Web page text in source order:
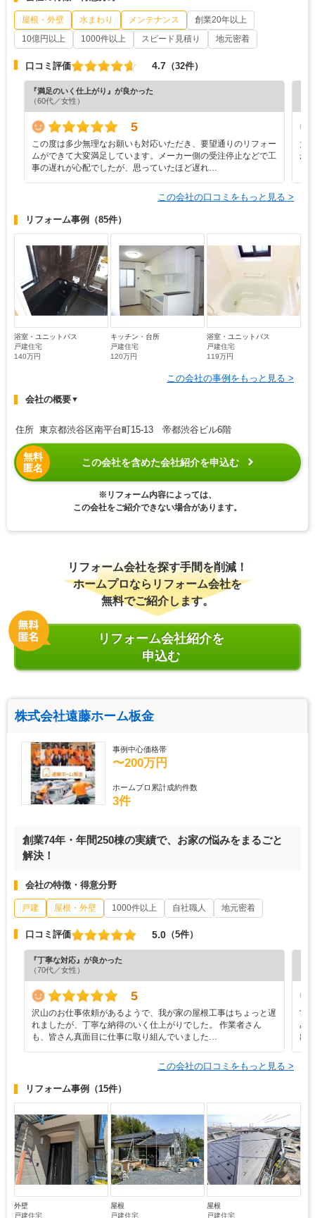
屋根・外壁 水まわり メンテナンス
創業20年以上
10億円以上
1000件以上 スピード見積り 地元密着
口コミ評価 4.7 （32件）
『満足のいく仕上がり』が良かった
（60代／女性）
5
この度は多少無理なお願いも対応いただき、要望通りのリフォー
ムができて大変満足しています。メーカー側の受注停止などで工
事の遅れが心配でしたが、思っていたほど遅れ…
大
か
この会社の口コミをもっと見る >
リフォーム事例 （85件）
浴室・ユニットバス
戸建住宅
140万円
キッチン・台所
戸建住宅
120万円
浴室・ユニットバス
戸建住宅
119万円
この会社の事例をもっと見る >
会社の概要▼
住所 東京都渋谷区南平台町15-13 帝都渋谷ビル6階
無料
匿名
この会社を含めた会社紹介を申込む
※リフォーム内容によっては、
この会社をご紹介できない場合があります。
リフォーム会社を探す手間を削減！
ホームプロならリフォーム会社を
無料でご紹介します。
リフォーム会社紹介を
申込む
株式会社遠藤ホーム板金
事例中心価格帯
〜200万円
ホームプロ累計成約件数
3件
創業74年・年間250棟の実績で、お家の悩みをまるごと
解決！
会社の特徴・得意分野
戸建 屋根・外壁 1000件以上 自社職人 地元密着
口コミ評価 5.0 （5件）
『丁寧な対応』が良かった
（70代／女性）
5
沢山のお仕事依頼があるようで、我が家の屋根工事はちょっと遅
れましたが、丁寧な納得のいく仕上がりでした。 作業者さん
も、皆さん真面目に仕事に取り組んでいました…
常
み
出
この会社の口コミをもっと見る >
リフォーム事例 （15件）
外壁
戸建住宅
屋根
戸建住宅
屋根
戸建住宅